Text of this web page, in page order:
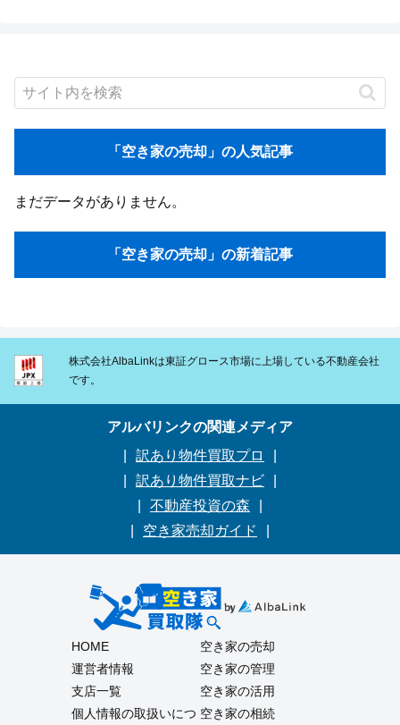
「空き家の売却」の人気記事
まだデータがありません。
「空き家の売却」の新着記事
株式会社AlbaLinkは東証グロース市場に上場している不動産会社
です。
アルバリンクの関連メディア
訳あり物件買取プロ
訳あり物件買取ナビ
不動産投資の森
空き家売却ガイド
HOME
運営者情報
支店一覧
個人情報の取扱いにつ
空き家の売却
空き家の管理
空き家の活用
空き家の相続